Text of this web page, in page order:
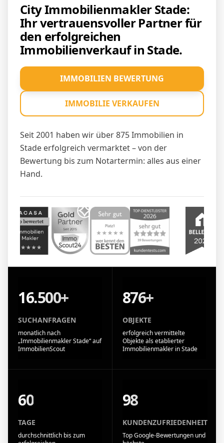
City Immobilienmakler Stade:
Ihr vertrauensvoller Partner für
den erfolgreichen
Immobilienverkauf in Stade.
Seit 2001 haben wir über 875 Immobilien in
Stade erfolgreich vermarktet – von der
Bewertung bis zum Notartermin: alles aus einer
Hand.
IMMOBILIEN BEWERTUNG
IMMOBILIE VERKAUFEN
16.500+
SUCHANFRAGEN
monatlich nach
„Immobilienmakler Stade“ auf
ImmobilienScout
876+
OBJEKTE
erfolgreich vermittelte
Objekte als etablierter
Immobilienmakler in Stade
60
TAGE
durchschnittlich bis zum
98
KUNDENZUFRIEDENHEIT
Top Google-Bewertungen und